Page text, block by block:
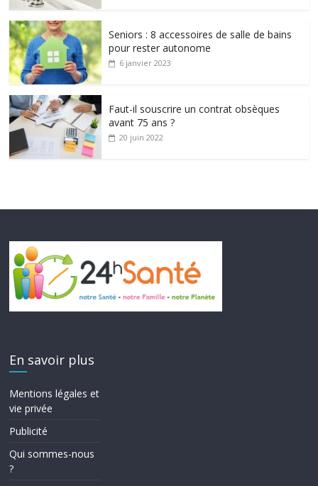
Seniors : 8 accessoires de salle de bains
pour rester autonome
6 janvier 2023
Faut-il souscrire un contrat obsèques
avant 75 ans ?
20 juin 2022
En savoir plus
Mentions légales et
vie privée
Publicité
Qui sommes-nous
?